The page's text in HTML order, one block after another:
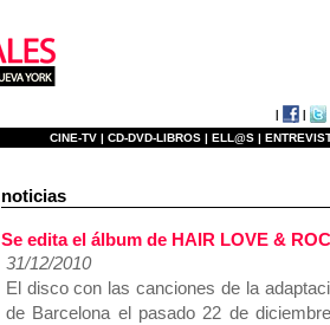
CINE-TV | CD-DVD-LIBROS | ELL@S |
noticias
Se edita el álbum de HAIR LOVE &
31/12/2010
El disco con las canciones de la
de Barcelona el pasado 22 de